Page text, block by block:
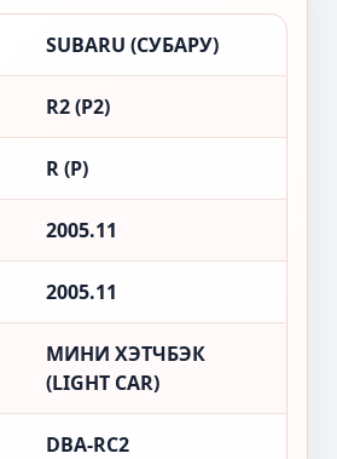
SUBARU (СУБАРУ)
R2 (Р2)
R (Р)
2005.11
2005.11
МИНИ ХЭТЧБЭК
(LIGHT CAR)
DBA-RC2